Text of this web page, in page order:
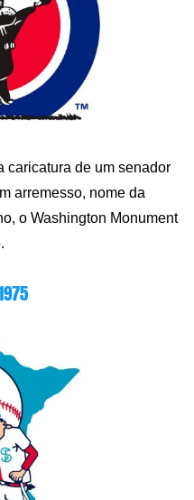
caricatura de um senador
arremesso, nome da
o Washington Monument